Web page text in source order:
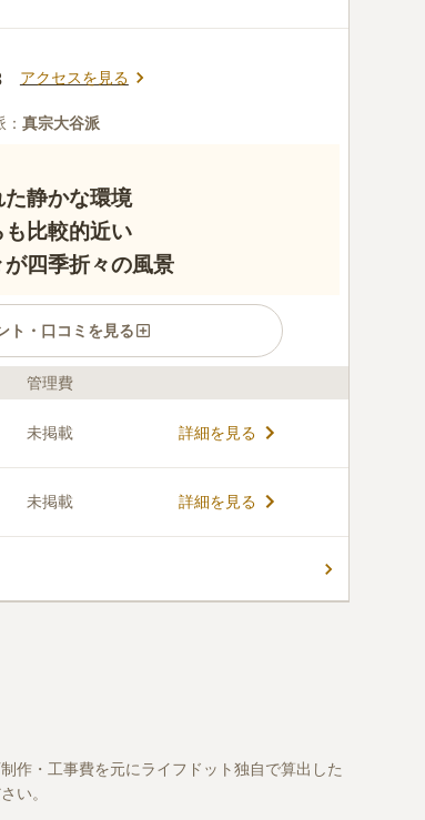
アクセスを見る
真宗大谷派
静かな環境
比較的近い
四季折々の風景
ト・口コミを見る
管理費
未掲載 詳細を見る
未掲載 詳細を見る
作・工事費を元にライフドット独自で算出した
い。